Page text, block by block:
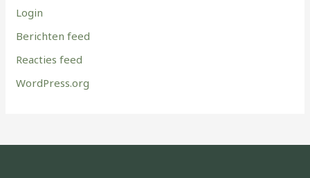
Login
Berichten feed
Reacties feed
WordPress.org